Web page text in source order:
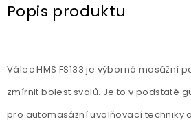
Popis produktu
Válec HMS FS133 je výborná masážní
zmírnit bolest svalů. Je to v podstatě
pro automasážní uvolňovací techniky